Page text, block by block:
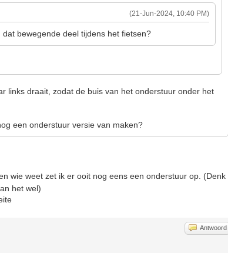
(21-Jun-2024, 10:40 PM)
bewegende deel tijdens het fietsen?
links draait, zodat de buis van het onderstuur onder het
een onderstuur versie van maken?
wie weet zet ik er ooit nog eens een onderstuur op. (Denk
het wel)
Antwoord